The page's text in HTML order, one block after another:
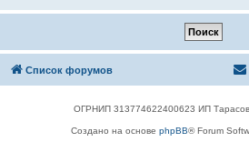
Список форумов
ОГРНИП 313774622400623 ИП
Создано на основе phpBB® Forum